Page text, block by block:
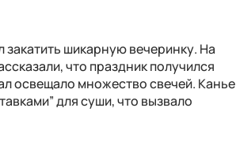
шикарную вечеринку. На
что праздник получился
освещало множество свечей. Канье
для суши, что вызвало